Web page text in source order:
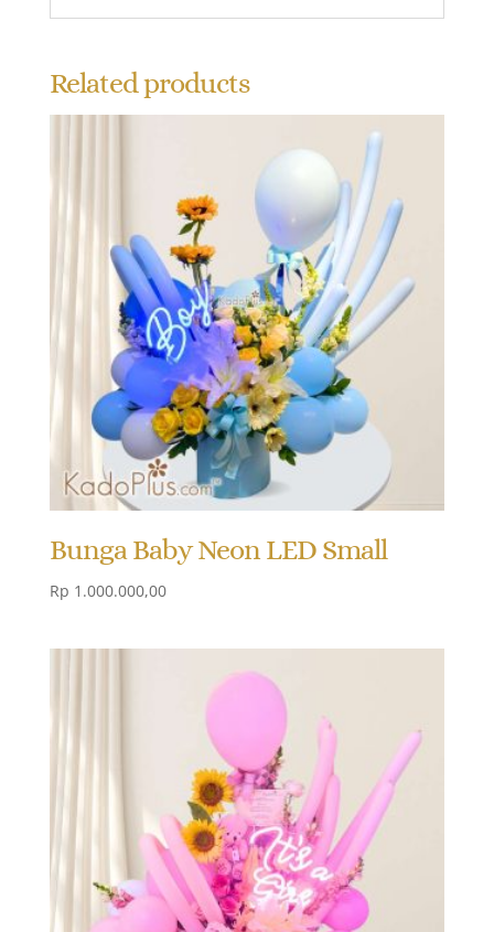
Related products
Bunga Baby Neon LED Small
Rp 1.000.000,00